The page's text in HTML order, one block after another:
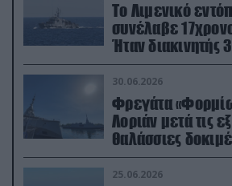
Το Λιμενικό
συνέλαβε
Ήταν
μεταναστών
30.06.2026
Φρεγάτα
Λοριάν μετά τις
θαλάσσιες δοκιμές στον
απαιτητικό
25.06.2026